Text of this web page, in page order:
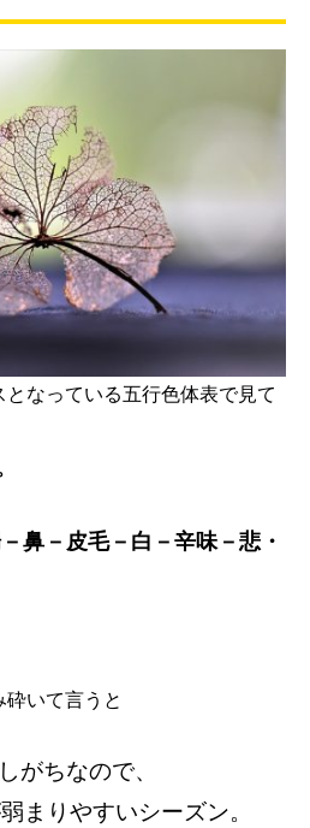
なっている五行色体表で見て
鼻－皮毛－白－辛味－悲・
いて言うと
しがちなので、
まりやすいシーズン。